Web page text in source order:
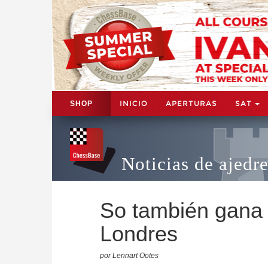
SHOP INICIO APERTURAS SAT
Noticias de
So también
Londres
por Lennart Ootes